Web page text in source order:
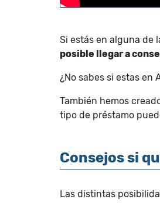
Si estás en alguna de
posible llegar a
¿No sabes si estas en
También hemos
tipo de préstamo
Consejos si
Las distintas